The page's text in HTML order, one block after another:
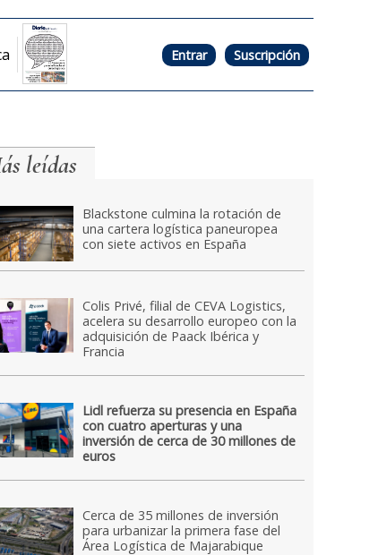
Entrar Suscripción
leídas
Blackstone culmina la rotación de
una cartera logística paneuropea
con siete activos en España
Colis Privé, filial de CEVA Logistics,
acelera su desarrollo europeo con la
adquisición de Paack Ibérica y
Francia
Lidl refuerza su presencia en España
con cuatro aperturas y una
inversión de cerca de 30 millones de
euros
Cerca de 35 millones de inversión
para urbanizar la primera fase del
Área Logística de Majarabique